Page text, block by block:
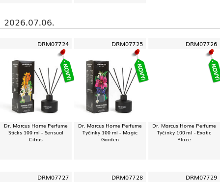
2026.07.06.
DRM07724
Dr. Marcus Home Perfume
Sticks 100 ml - Sensual
Citrus
DRM07725
Dr. Marcus Home Perfume
Tyčinky 100 ml - Magic
Garden
DRM07726
Dr. Marcus Home Perfume
Tyčinky 100 ml - Exotic
Place
DRM07727 DRM07728 DRM07729